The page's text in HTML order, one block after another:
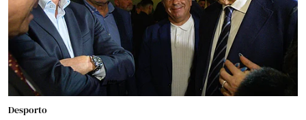
Desporto